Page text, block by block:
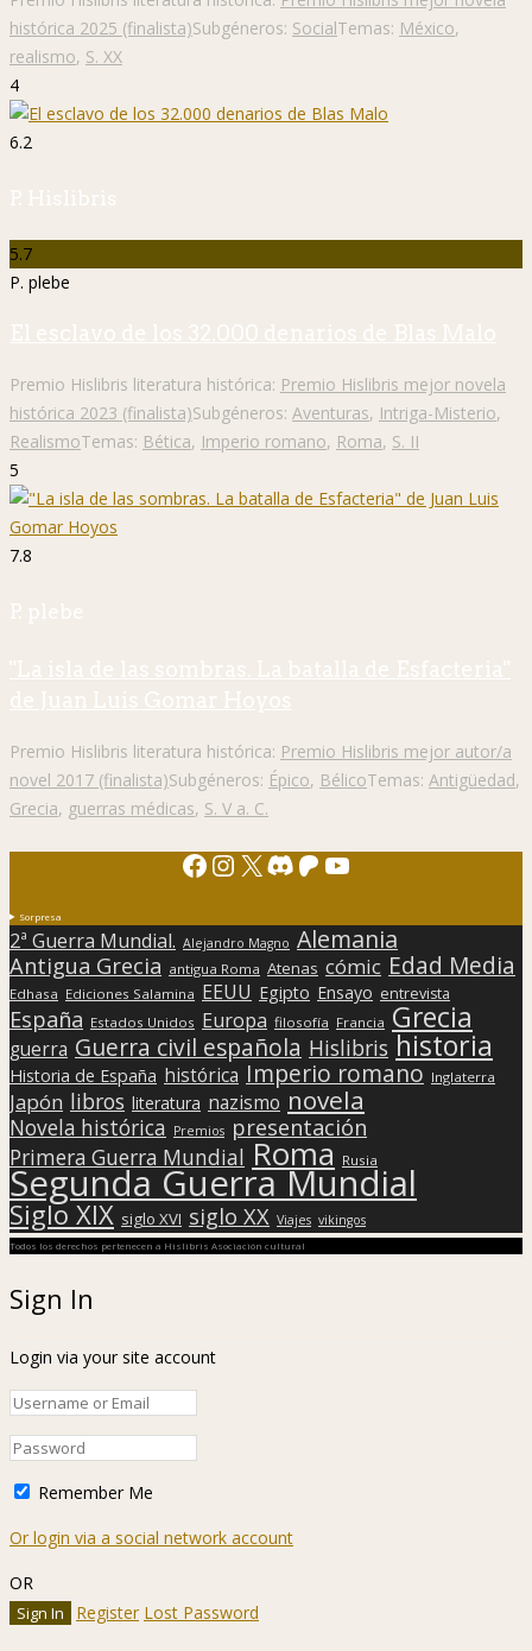
histórica 2025 (finalista)Subgéneros: SocialTemas: México,
realismo, S. XX
4
6.2
P. Hislibris
5.7
P. plebe
El esclavo de los 32.000 denarios de Blas Malo
Premio Hislibris literatura histórica: Premio Hislibris mejor novela
histórica 2023 (finalista)Subgéneros: Aventuras, Intriga-Misterio,
RealismoTemas: Bética, Imperio romano, Roma, S. II
5
7.8
P. plebe
"La isla de las sombras. La batalla de Esfacteria"
de Juan Luis Gomar Hoyos
Premio Hislibris literatura histórica: Premio Hislibris mejor autor/a
novel 2017 (finalista)Subgéneros: Épico, BélicoTemas: Antigüedad,
Grecia, guerras médicas, S. V a. C.
Facebook
Instagram
X Discord
Patreon
YouTube
Sorpresa
2ª Guerra Mundial. Alejandro Magno Alemania
Antigua Grecia antigua Roma Atenas cómic Edad Media
Edhasa Ediciones Salamina EEUU Egipto Ensayo entrevista
España Estados Unidos Europa filosofía Francia Grecia
guerra Guerra civil española Hislibris historia
Historia de España histórica Imperio romano Inglaterra
Japón libros literatura nazismo novela
Novela histórica Premios presentación
Primera Guerra Mundial Roma Rusia
Segunda Guerra Mundial
Siglo XIX siglo XVI siglo XX Viajes vikingos
Todos los derechos pertenecen a Hislibris Asociación cultural
Sign In
Login via your site account
Remember Me
Or login via a social network account
OR
Register Lost Password